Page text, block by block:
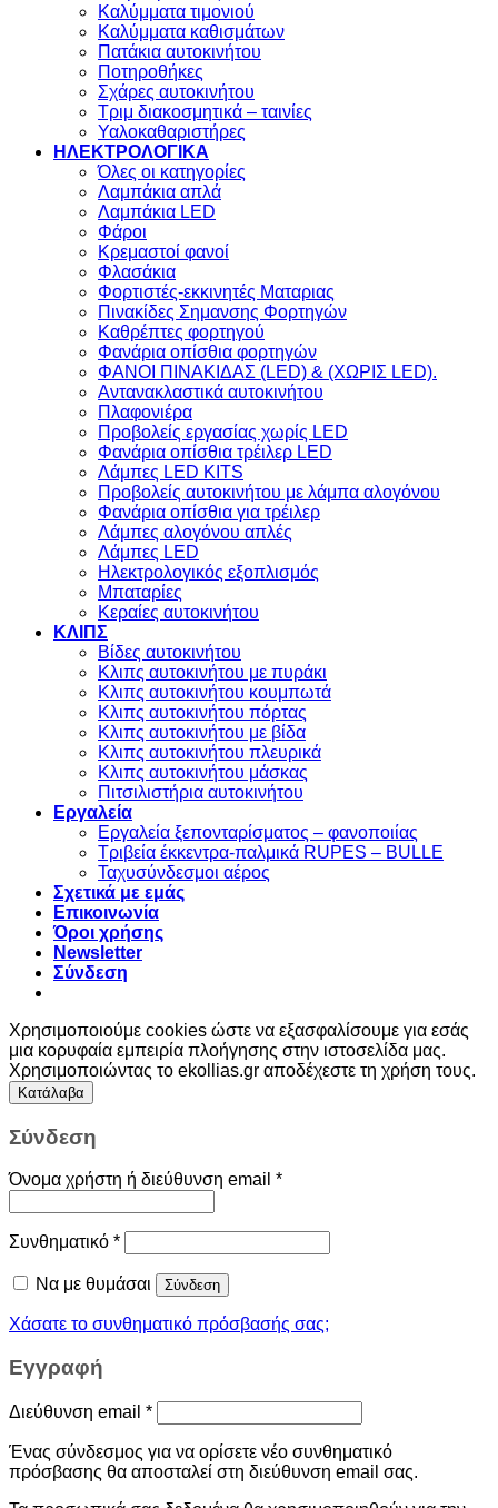
Καλύμματα τιμονιού
Καλύμματα καθισμάτων
Πατάκια αυτοκινήτου
Ποτηροθήκες
Σχάρες αυτοκινήτου
Τριμ διακοσμητικά – ταινίες
Υαλοκαθαριστήρες
ΗΛΕΚΤΡΟΛΟΓΙΚΑ
Όλες οι κατηγορίες
Λαμπάκια απλά
Λαμπάκια LED
Φάροι
Κρεμαστοί φανοί
Φλασάκια
Φορτιστές-εκκινητές Ματαριας
Πινακίδες Σημανσης Φορτηγών
Kαθρέπτες φορτηγού
Φανάρια οπίσθια φορτηγών
ΦΑΝΟΙ ΠΙΝΑΚΙΔΑΣ (LED) & (XΩΡΙΣ LED).
Aντανακλαστικά αυτοκινήτου
Πλαφονιέρα
Προβολείς εργασίας χωρίς LED
Φανάρια οπίσθια τρέιλερ LED
Λάμπες LED KITS
Προβολείς αυτοκινήτου με λάμπα αλογόνου
Φανάρια οπίσθια για τρέιλερ
Λάμπες αλογόνου απλές
Λάμπες LED
Ηλεκτρολογικός εξοπλισμός
Μπαταρίες
Κεραίες αυτοκινήτου
ΚΛΙΠΣ
Βίδες αυτοκινήτου
Kλιπς αυτοκινήτου με πυράκι
Kλιπς αυτοκινήτου κουμπωτά
Κλιπς αυτοκινήτου πόρτας
Κλιπς αυτοκινήτου με βίδα
Kλιπς αυτοκινήτου πλευρικά
Kλιπς αυτοκινήτου μάσκας
Πιτσιλιστήρια αυτοκινήτου
Εργαλεία
Εργαλεία ξεπονταρίσματος – φανοποιίας
Τριβεία έκκεντρα-παλμικά RUPES – BULLE
Ταχυσύνδεσμοι αέρος
Σχετικά με εμάς
Επικοινωνία
Όροι χρήσης
Newsletter
Σύνδεση
Χρησιμοποιούμε cookies ώστε να εξασφαλίσουμε για εσάς
μια κορυφαία εμπειρία πλοήγησης στην ιστοσελίδα μας.
Χρησιμοποιώντας το ekollias.gr αποδέχεστε τη χρήση τους.
Κατάλαβα
Σύνδεση
Όνομα χρήστη ή διεύθυνση email *
Συνθηματικό *
Να με θυμάσαι Σύνδεση
Χάσατε το συνθηματικό πρόσβασής σας;
Εγγραφή
Διεύθυνση email *
Ένας σύνδεσμος για να ορίσετε νέο συνθηματικό
πρόσβασης θα αποσταλεί στη διεύθυνση email σας.